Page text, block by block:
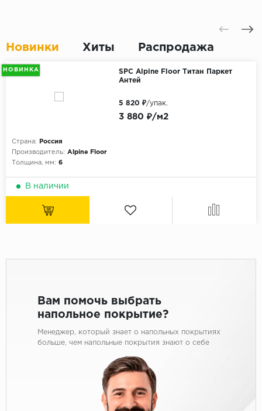
Новинки Хиты Распродажа
НОВИНКА
SPC Alpine Floor Титан Паркет
Антей
Страна:
Россия
Производитель: Alpine Floor
Толщина, мм: 6
3 880 ₽/м2
5 820 ₽/упак.
В наличии
Вам помочь выбрать
напольное покрытие?
Менеджер, который знает о напольных покрытиях
больше, чем напольные покрытия знают о себе